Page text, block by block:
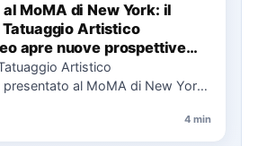
MoMA di New York: il
Artistico
apre nuove prospettive
Artistico
al MoMA di New York
4 min